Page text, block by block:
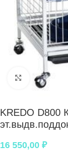
Нажмите,
KREDO D800
16 550,00 ₽